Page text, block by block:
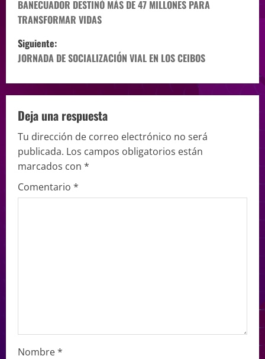
BANECUADOR DESTINÓ MÁS DE 47 MILLONES PARA
TRANSFORMAR VIDAS
Siguiente:
JORNADA DE SOCIALIZACIÓN VIAL EN LOS CEIBOS
Deja una respuesta
Tu dirección de correo electrónico no será
publicada. Los campos obligatorios están
marcados con *
Comentario *
Nombre*